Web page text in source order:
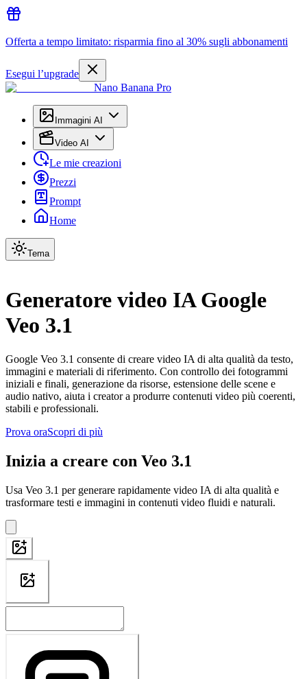
Offerta a tempo limitato: risparmia fino al 30% sugli abbonamenti
Esegui l’upgrade
Nano Banana Pro
Immagini AI
Video AI
Le mie creazioni
Prezzi
Prompt
Home
Tema
Generatore video IA Google
Veo 3.1
Google Veo 3.1 consente di creare video IA di alta qualità da testo,
immagini e materiali di riferimento. Con controllo dei fotogrammi
iniziali e finali, generazione da risorse, estensione delle scene e
audio nativo, aiuta i creator a produrre contenuti video più coerenti,
stabili e professionali.
Prova oraScopri di più
Inizia a creare con Veo 3.1
Usa Veo 3.1 per generare rapidamente video IA di alta qualità e
trasformare testi e immagini in contenuti video fluidi e naturali.